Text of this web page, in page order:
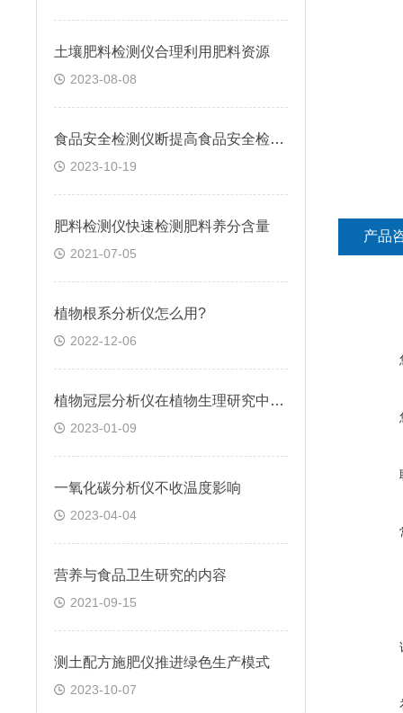
土壤肥料检测仪合理利用肥料资源
2023-08-08
食品安全检测仪断提高食品安全检测效率
2023-10-19
肥料检测仪快速检测肥料养分含量
2021-07-05
植物根系分析仪怎么用?
2022-12-06
植物冠层分析仪在植物生理研究中的应用
2023-01-09
一氧化碳分析仪不收温度影响
2023-04-04
营养与食品卫生研究的内容
2021-09-15
测土配方施肥仪推进绿色生产模式
2023-10-07
产品